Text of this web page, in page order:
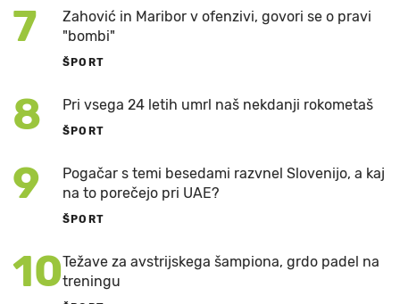
7
Zahović in Maribor v ofenzivi, govori se o pravi
"bombi"
ŠPORT
8 Pri vsega 24 letih umrl naš nekdanji rokometaš
ŠPORT
9
Pogačar s temi besedami razvnel Slovenijo, a kaj
na to porečejo pri UAE?
ŠPORT
10Težave za avstrijskega šampiona, grdo padel na
treningu